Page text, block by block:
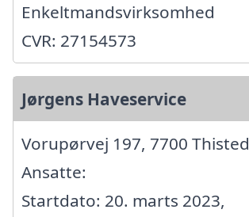
Enkeltmandsvirksomhed
CVR: 27154573
Jørgens Haveservice
Vorupørvej 197, 7700 Thisted
Ansatte:
Startdato: 20. marts 2023,